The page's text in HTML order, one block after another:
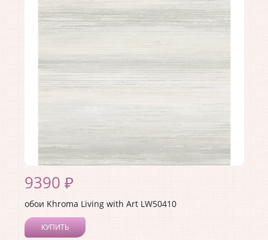
Материал покрытия:Акриловое
Страна: США
Материал основы:
9390 ₽
обои Khroma Living with Art LW50410
КУПИТЬ